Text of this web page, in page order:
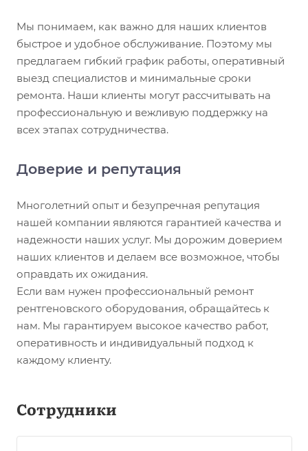
Мы понимаем, как важно для наших клиентов
быстрое и удобное обслуживание. Поэтому мы
предлагаем гибкий график работы, оперативный
выезд специалистов и минимальные сроки
ремонта. Наши клиенты могут рассчитывать на
профессиональную и вежливую поддержку на
всех этапах сотрудничества.
Доверие и репутация
Многолетний опыт и безупречная репутация
нашей компании являются гарантией качества и
надежности наших услуг. Мы дорожим доверием
наших клиентов и делаем все возможное, чтобы
оправдать их ожидания.
Если вам нужен профессиональный ремонт
рентгеновского оборудования, обращайтесь к
нам. Мы гарантируем высокое качество работ,
оперативность и индивидуальный подход к
каждому клиенту.
Сотрудники